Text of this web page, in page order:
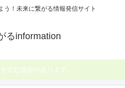
う！未来に繋がる情報発信サイト
るinformation
含む場合があります。